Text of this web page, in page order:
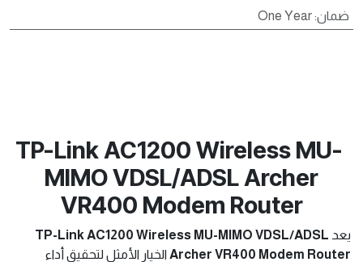
ضمان:
One Year
TP-Link AC1200 Wireless MU-
MIMO VDSL/ADSL Archer
VR400 Modem Router
يعد TP-Link AC1200 Wireless MU-MIMO VDSL/ADSL
Archer VR400 Modem Router الخيار الأمثل لتحقيق أداء